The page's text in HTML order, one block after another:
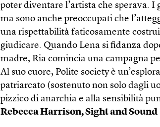
poter diventare l’artista che sperava.
ma sono anche preoccupati che
una rispettabilità faticosamente
giudicare. Quando Lena si fidanza
madre, Ria comincia una campagna
Al suo cuore, Polite society è
patriarcato (sostenuto non solo dagli
pizzico di anarchia e alla sensibilità
Rebecca Harrison, Sight and Sound